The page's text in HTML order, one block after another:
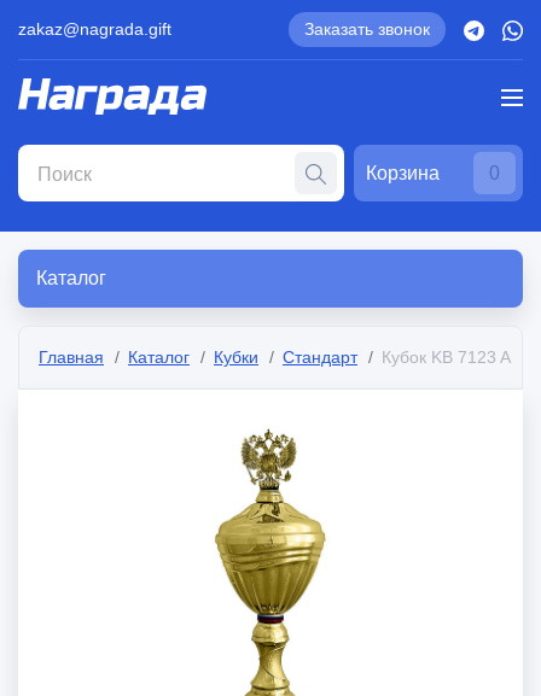
zakaz@nagrada.gift Заказать звонок
Корзина 0
Каталог
Главная Каталог Кубки Стандарт Кубок KB 7123 A